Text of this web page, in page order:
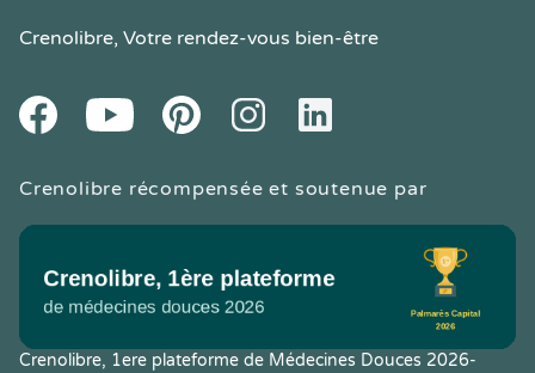
Crenolibre, Votre rendez-vous bien-être
FacebookYoutube PinteresetInstagramLinkedIn
Crenolibre récompensée et soutenue par
Crenolibre, 1ere plateforme de Médecines Douces 2026-